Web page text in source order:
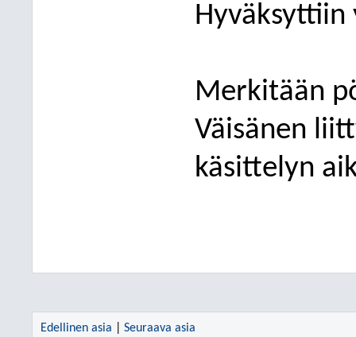
Hyväksyttiin
Merkitään
Väisänen
käsittelyn
Edellinen asia Seuraava asia